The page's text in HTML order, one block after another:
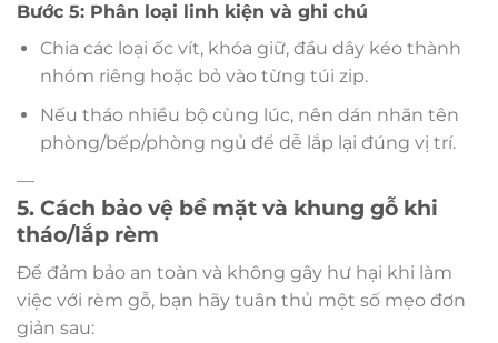
Bước 5: Phân loại linh kiện và ghi chú
Chia các loại ốc vít, khóa giữ, đầu dây kéo thành
nhóm riêng hoặc bỏ vào từng túi zip.
Nếu tháo nhiều bộ cùng lúc, nên dán nhãn tên
phòng/bếp/phòng ngủ để dễ lắp lại đúng vị trí.
—
5. Cách bảo vệ bề mặt và khung gỗ khi
tháo/lắp rèm
Để đảm bảo an toàn và không gây hư hại khi làm
việc với rèm gỗ, bạn hãy tuân thủ một số mẹo đơn
giản sau: